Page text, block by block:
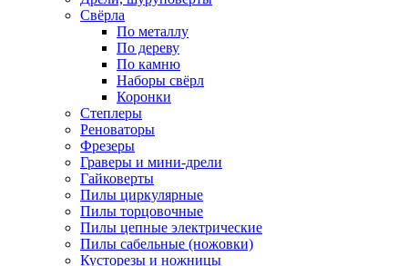
Свёрла
По металлу
По дереву
По камню
Наборы свёрл
Коронки
Степлеры
Реноваторы
Фрезеры
Граверы и мини-дрели
Гайковерты
Пилы циркулярные
Пилы торцовочные
Пилы цепные электрические
Пилы сабельные (ножовки)
Кусторезы и ножницы